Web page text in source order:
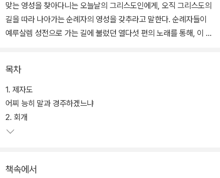
맞는 영성을 찾아다니는 오늘날의 그리스도인에게, 오직 그리스도의
길을 따라 나아가는 순례자의 영성을 갖추라고 말한다. 순례자들이
예루살렘 성전으로 가는 길에 불렀던 열다섯 편의 노래를 통해, 이 세
이 열다섯 편의 노래는 히브리 순례자들이 성대한 예배 축제가 열리
는 예루살렘 여정 중에 순서대로 불렀던 노래로 알려져 있다. 지리적
으로 예루살렘은 팔레스틴에서 가장 높은 지대에 위치하고 있어서,
그 곳의 여행객들은 대부분의 시간을 등반에 보내게 된다. 그러나 이
목차
1. 제자도
어찌 능히 말과 경주하겠느냐
2. 회개
책속에서